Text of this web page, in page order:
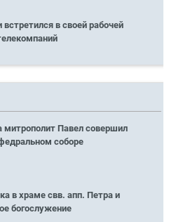
в своей рабочей
митрополит Павел совершил
соборе
в храме свв. апп. Петра и
богослужение